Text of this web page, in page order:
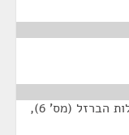
(מקריאה): "הצעת חוק לתיקון פקודת מסילות הברזל (מס' 6),